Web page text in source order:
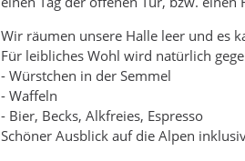
Wir räumen unsere Halle leer und es
Für leibliches Wohl wird natürlich
- Würstchen in der Semmel
- Waffeln
- Bier, Becks, Alkfreies, Espresso
Schöner Ausblick auf die Alpen